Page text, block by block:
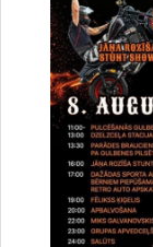
Vai šī